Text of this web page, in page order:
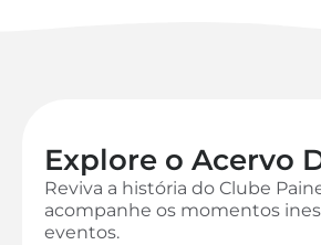
Explore o Acervo
Reviva a história do Clube
acompanhe os momentos
eventos.